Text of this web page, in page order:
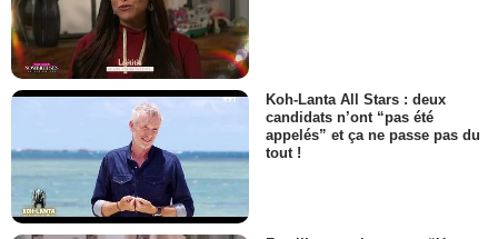
Koh-Lanta All Stars : deux
candidats n’ont “pas été
appelés” et ça ne passe pas du
tout !